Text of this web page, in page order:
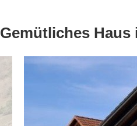
Gemütliches